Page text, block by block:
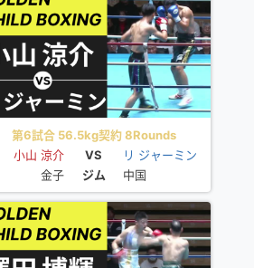
第6試合 56.5kg契約 8Rounds
小山 涼介
VS
リ ジャーミン
金子
ジム 中国